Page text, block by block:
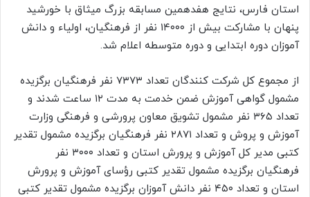
استان فارس، نتایج هفدهمین مسابقه بزرگ میثاق با خورشید
پنهان با مشارکت بیش از ۱۴۰۰۰ نفر از فرهنگیان، اولیاء و دانش
آموزان دوره ابتدایی و دوره متوسطه اعلام شد.
از مجموع کل شرکت کنندگان تعداد ۷۳۷۳ نفر فرهنگیان برگزیده
مشمول گواهی آموزش ضمن خدمت به مدت ۱۲ ساعت شدند و
تعداد ۳۶۵ نفر مشمول تشویق معاون پرورشی و فرهنگی وزارت
آموزش و پروش و تعداد ۲۸۷۱ نفر فرهنگیان برگزیده مشمول تقدیر
کتبی مدیر کل آموزش و پرورش استان و تعداد ۳۰۰۰ نفر
فرهنگیان برگزیده مشمول تقدیر کتبی رؤسای آموزش و پرورش
استان و تعداد ۴۵۰ نفر دانش آموزان برگزیده مشمول تقدیر کتبی